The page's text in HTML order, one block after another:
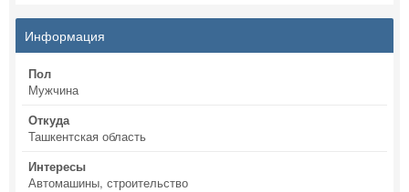
Информация
Пол
Мужчина
Откуда
Ташкентская область
Интересы
Автомашины, строительство